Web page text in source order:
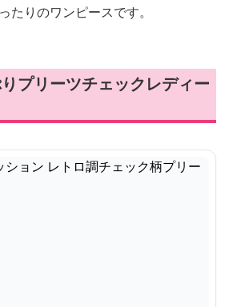
たりのワンピースです。
プリーツチェックレディー